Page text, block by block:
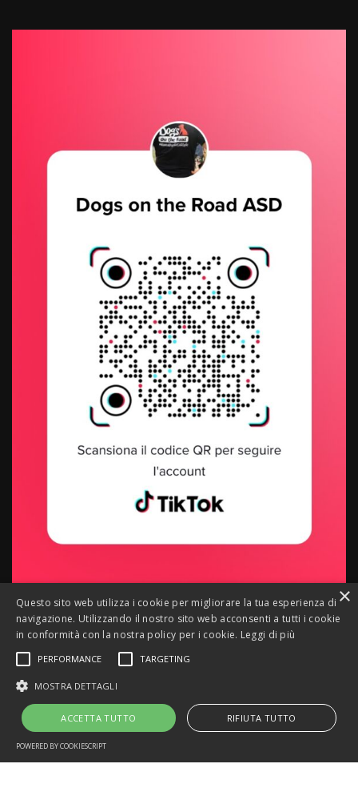
Siamo anche su TikTok
PRIVACY POLICY
×
Questo sito web utilizza i cookie per migliorare la tua esperienza di
navigazione. Utilizzando il nostro sito web acconsenti a tutti i cookie
in conformità con la nostra policy per i cookie. Leggi di più
PERFORMANCE TARGETING
MOSTRA DETTAGLI
ACCETTA TUTTO RIFIUTA TUTTO
POWERED BY COOKIESCRIPT